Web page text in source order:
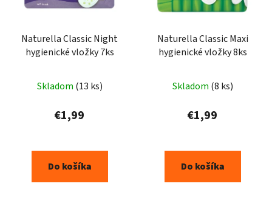
Naturella Classic Night
hygienické vložky 7ks
Skladom (13 ks)
€1,99
Do košíka
Naturella Classic Maxi
hygienické vložky 8ks
Skladom (8 ks)
€1,99
Do košíka